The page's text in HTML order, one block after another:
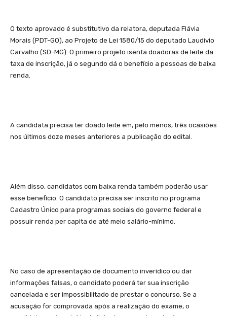
O texto aprovado é substitutivo da relatora, deputada Flávia
Morais (PDT-GO), ao Projeto de Lei 1580/15 do deputado Laudivio
Carvalho (SD-MG). O primeiro projeto isenta doadoras de leite da
taxa de inscrição, já o segundo dá o benefício a pessoas de baixa
renda.
A candidata precisa ter doado leite em, pelo menos, três ocasiões
nos últimos doze meses anteriores a publicação do edital.
Além disso, candidatos com baixa renda também poderão usar
esse benefício. O candidato precisa ser inscrito no programa
Cadastro Único para programas sociais do governo federal e
possuir renda per capita de até meio salário-mínimo.
No caso de apresentação de documento inverídico ou dar
informações falsas, o candidato poderá ter sua inscrição
cancelada e ser impossibilitado de prestar o concurso. Se a
acusação for comprovada após a realização do exame, o